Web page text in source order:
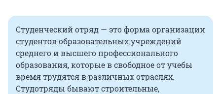
Студенческий отряд — это форма организации
студентов образовательных учреждений
среднего и высшего профессионального
образования, которые в свободное от учебы
время трудятся в различных отраслях.
Студотряды бывают строительные,